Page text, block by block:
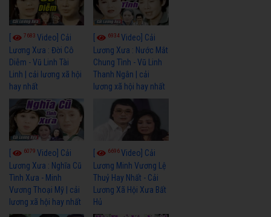
7683 Video] Cải
Lương Xưa : Đời Cô
Diễm - Vũ Linh Tài
Linh | cải lương xã hội
hay nhất
6934Video] Cải
Lương Xưa : Nước Mắt
Chung Tình - Vũ Linh
Thanh Ngân | cải
lương xã hội hay nhất
6079 Video] Cải
Lương Xưa : Nghĩa Cũ
Tình Xưa - Minh
Vương Thoại Mỹ | cải
lương xã hội hay nhất
6696Video] Cải
Lương Minh Vương Lệ
Thuỷ Hay Nhất - Cải
Lương Xã Hội Xưa Bất
Hủ